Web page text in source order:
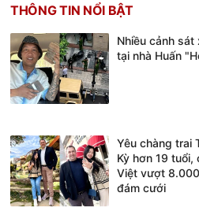
THÔNG TIN NỔI BẬT
Nhiều cảnh sát
tại nhà Huấn
Yêu chàng trai
Kỳ hơn 19 tuổi,
Việt vượt
đám cưới